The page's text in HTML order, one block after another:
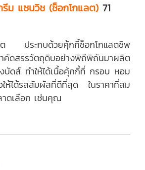
ม แซนวิช (ช็อกโกแลต) 71
ต ประกบด้วยคุ้กกี้ช็อกโกแลตชิพ
สรรวัตถุดิบอย่างพิถีพิถันมาผลิต
บัดส์ ทำให้ได้เนื้อคุ้กกี้ที่ กรอบ หอม
ได้รสสัมผัสที่ดีที่สุด ในราคาที่สม
ดเลือก เช่นคุณ